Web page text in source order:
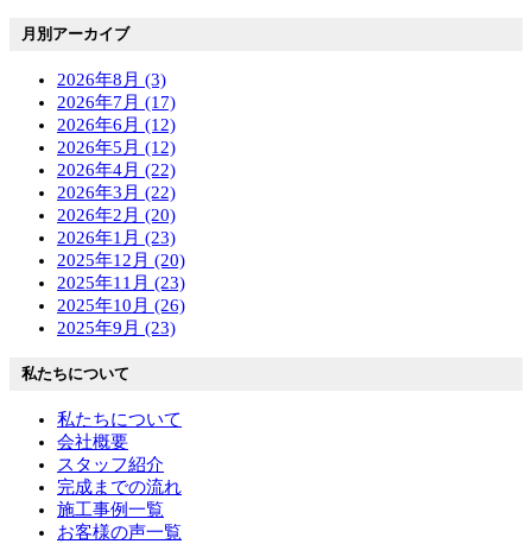
月別アーカイブ
2026年8月 (3)
2026年7月 (17)
2026年6月 (12)
2026年5月 (12)
2026年4月 (22)
2026年3月 (22)
2026年2月 (20)
2026年1月 (23)
2025年12月 (20)
2025年11月 (23)
2025年10月 (26)
2025年9月 (23)
私たちについて
私たちについて
会社概要
スタッフ紹介
完成までの流れ
施工事例一覧
お客様の声一覧